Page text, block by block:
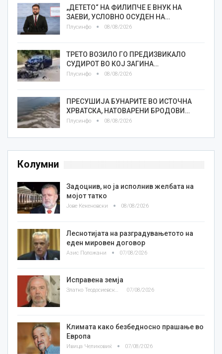
„ДЕТЕТО“ НА ФИЛИПЧЕ Е ВНУК НА
ЗАЕВИ, УСЛОВНО ОСУДЕН НА…
Плусинфо 08/08/2026
ТРЕТО ВОЗИЛО ГО ПРЕДИЗВИКАЛО
СУДИРОТ ВО КОЈ ЗАГИНА…
Плусинфо 08/08/2026
ПРЕСУШИЈА БУНАРИТЕ ВО ИСТОЧНА
ХРВАТСКА, НАТОВАРЕНИ БРОДОВИ…
Плусинфо 08/08/2026
Колумни
Задоцнив, но ја исполнив желбата на
мојот татко
Јове Кекеновски 08/08/2026
Леснотијата на разградувањетото на
еден мировен договор
Азис Положани 07/08/2026
Исправена земја
Златко Теодосиевски 07/08/2026
Климата како безбедносно прашање во
Европа
Ивица Челиковиќ 07/08/2026